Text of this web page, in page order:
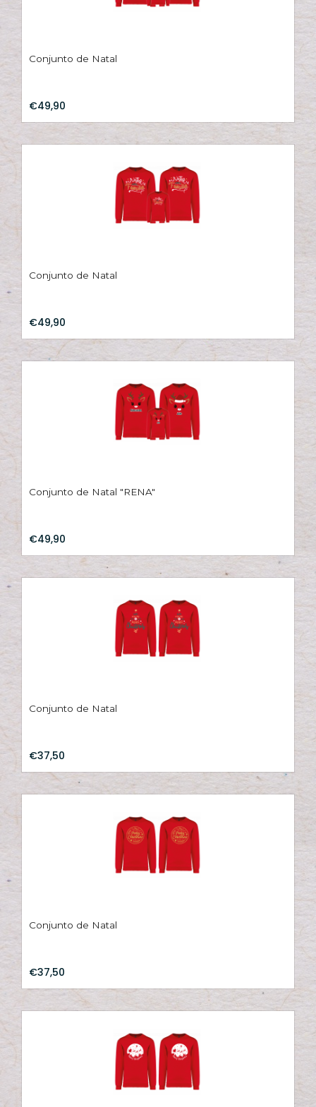
Conjunto de Natal
€49,90
Conjunto de Natal
€49,90
Conjunto de Natal "RENA"
€49,90
Conjunto de Natal
€37,50
Conjunto de Natal
€37,50